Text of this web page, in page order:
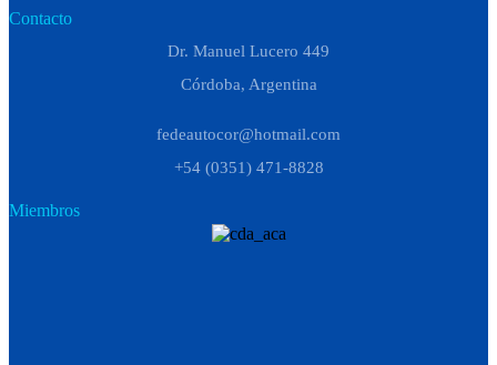
Contacto
Dr. Manuel Lucero 449
Córdoba, Argentina
fedeautocor@hotmail.com
+54 (0351) 471-8828
Miembros